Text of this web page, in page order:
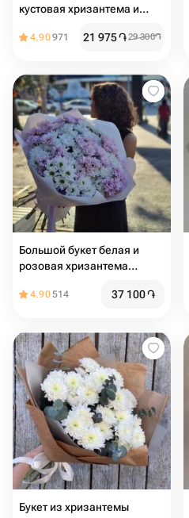
кустовая хризантема и
4.90971 21 975֏29 300֏
Большой букет белая и
розовая хризантема
4.90514 37 100֏
Букет из хризантемы